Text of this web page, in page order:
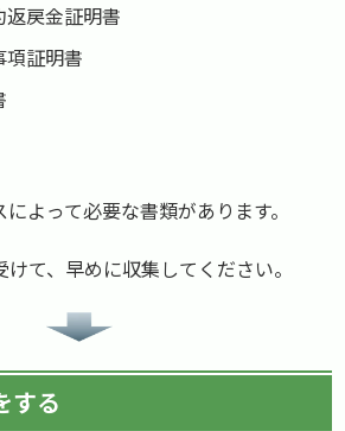
戻金証明書
項証明書
よって必要な書類があります。
て、早めに収集してください。
する